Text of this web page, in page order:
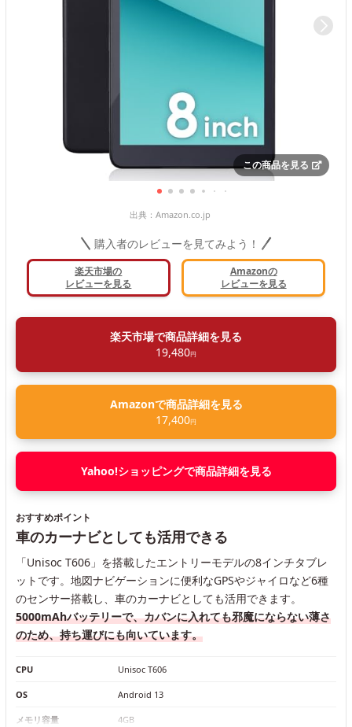
この商品を見る
出典： Amazon.co.jp
購入者のレビューを見てみよう！
楽天市場の
レビューを見る
Amazonの
レビューを見る
楽天市場で商品詳細を見る
19,480円
Amazonで商品詳細を見る
17,400円
Yahoo!ショッピングで商品詳細を見る
おすすめポイント
車のカーナビとしても活用できる
「Unisoc T606」を搭載したエントリーモデルの8インチタブレ
ットです。地図ナビゲーションに便利なGPSやジャイロなど6種
のセンサー搭載し、車のカーナビとしても活用できます。
5000mAhバッテリーで、カバンに入れても邪魔にならない薄さ
のため、持ち運びにも向いています。
CPU Unisoc T606
OS Android 13
メモリ容量 4GB